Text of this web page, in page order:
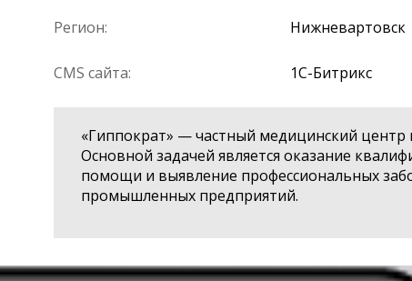
Регион: Нижневартовск
CMS сайта: 1С-Битрикс
«Гиппократ» — частный медицинский центр
Основной задачей является оказание
помощи и выявление профессиональных
промышленных предприятий.